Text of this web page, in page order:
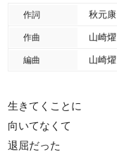
作詞 秋元康
作曲 山崎燿
編曲 山崎燿
生きてくことに
向いてなくて
退屈だった